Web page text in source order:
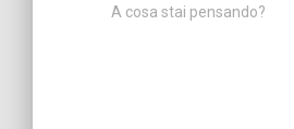
A cosa stai pensando?